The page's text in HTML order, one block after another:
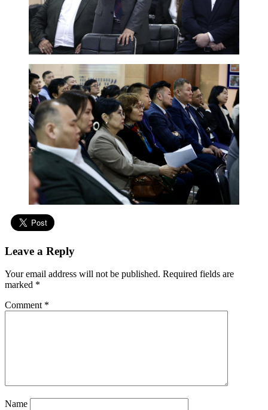
Leave a Reply
Your email address will not be published. Required fields are
marked *
Comment *
Name